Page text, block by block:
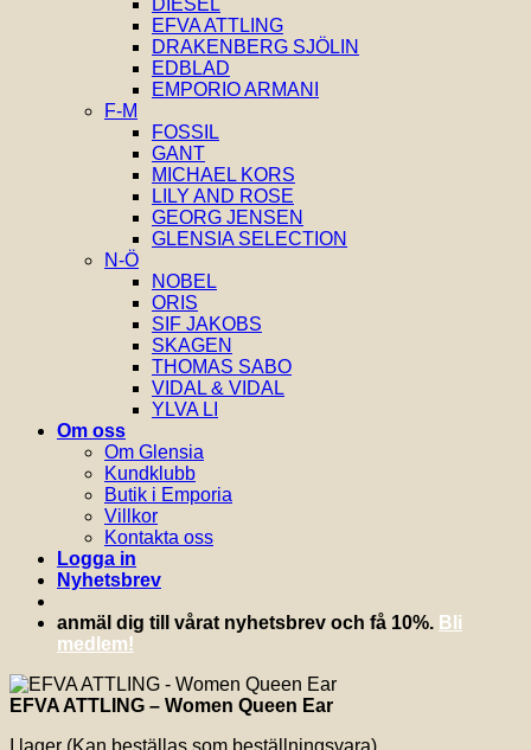
DIESEL
EFVA ATTLING
DRAKENBERG SJÖLIN
EDBLAD
EMPORIO ARMANI
F-M
FOSSIL
GANT
MICHAEL KORS
LILY AND ROSE
GEORG JENSEN
GLENSIA SELECTION
N-Ö
NOBEL
ORIS
SIF JAKOBS
SKAGEN
THOMAS SABO
VIDAL & VIDAL
YLVA LI
Om oss
Om Glensia
Kundklubb
Butik i Emporia
Villkor
Kontakta oss
Logga in
Nyhetsbrev
anmäl dig till vårat nyhetsbrev och få 10%. Bli
medlem!
EFVA ATTLING – Women Queen Ear